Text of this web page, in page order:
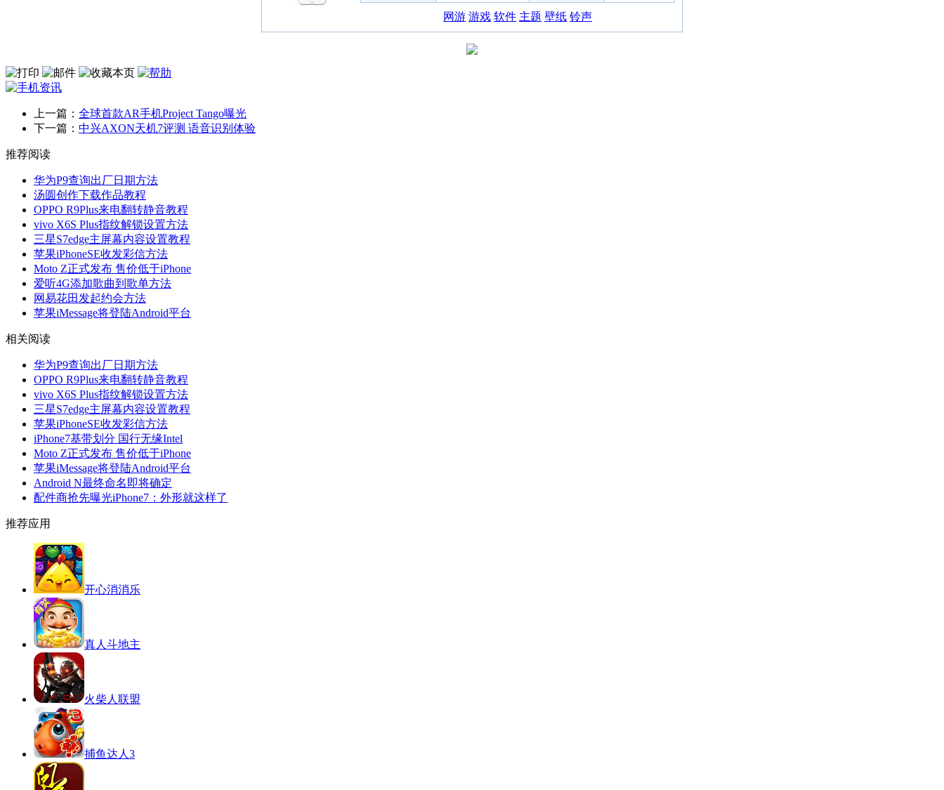
网游 游戏 软件 主题 壁纸 铃声
上一篇： 全球首款AR手机Project Tango曝光
下一篇： 中兴AXON天机7评测 语音识别体验
推荐阅读
华为P9查询出厂日期方法
汤圆创作下载作品教程
OPPO R9Plus来电翻转静音教程
vivo X6S Plus指纹解锁设置方法
三星S7edge主屏幕内容设置教程
苹果iPhoneSE收发彩信方法
Moto Z正式发布 售价低于iPhone
爱听4G添加歌曲到歌单方法
网易花田发起约会方法
苹果iMessage将登陆Android平台
相关阅读
华为P9查询出厂日期方法
OPPO R9Plus来电翻转静音教程
vivo X6S Plus指纹解锁设置方法
三星S7edge主屏幕内容设置教程
苹果iPhoneSE收发彩信方法
iPhone7基带划分 国行无缘Intel
Moto Z正式发布 售价低于iPhone
苹果iMessage将登陆Android平台
Android N最终命名即将确定
配件商抢先曝光iPhone7：外形就这样了
推荐应用
开心消消乐
真人斗地主
火柴人联盟
捕鱼达人3